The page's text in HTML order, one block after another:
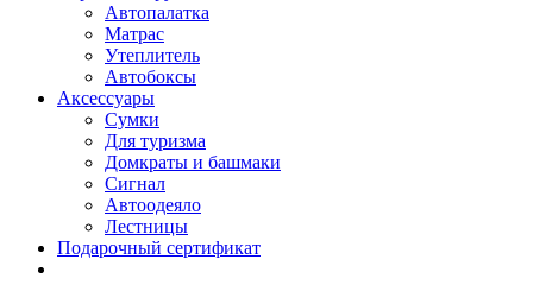
Автопалатка
Матрас
Утеплитель
Автобоксы
Аксессуары
Сумки
Для туризма
Домкраты и башмаки
Сигнал
Автоодеяло
Лестницы
Подарочный сертификат